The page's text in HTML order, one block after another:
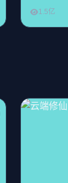
1.5亿